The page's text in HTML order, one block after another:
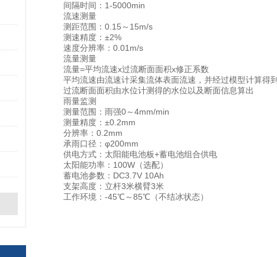
间隔时间：1-5000min
流速测量
测距范围：0.15～15m/s
测速精度：±2%
速度分辨率：0.01m/s
流量测量
流量=平均流速x过流断面面积x修正系数
平均流速由流速计采集流体表面流速，并经过模型计算得到
过流断面面积由水位计测得的水位以及断面信息算出
雨量监测
测量范围：雨强0～4mm/min
测量精度：±0.2mm
分辨率：0.2mm
承雨口径：φ200mm
供电方式：太阳能电池板+蓄电池组合供电
太阳能功率：100W（选配）
蓄电池参数：DC3.7V 10Ah
支架高度：立杆3米横臂3米
工作环境：-45℃～85℃（不结冰状态）